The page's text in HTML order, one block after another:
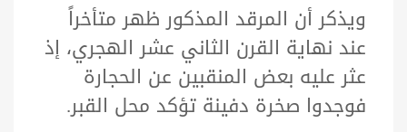
ويذكر أن المرقد المذكور ظهر متأخراً
عند نهاية القرن الثاني عشر الهجري، إذ
عثر عليه بعض المنقبين عن الحجارة
فوجدوا صخرة دفينة تؤكد محل القبر.